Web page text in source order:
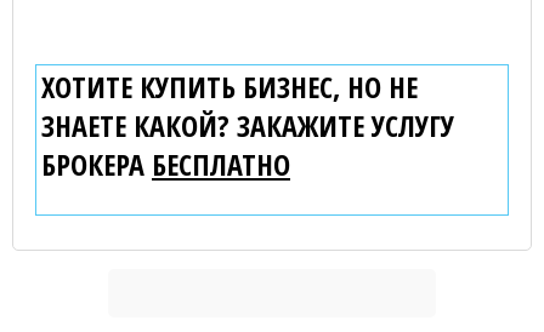
ХОТИТЕ КУПИТЬ БИЗНЕС, НО НЕ
ЗНАЕТЕ КАКОЙ? ЗАКАЖИТЕ УСЛУГУ
БРОКЕРА БЕСПЛАТНО